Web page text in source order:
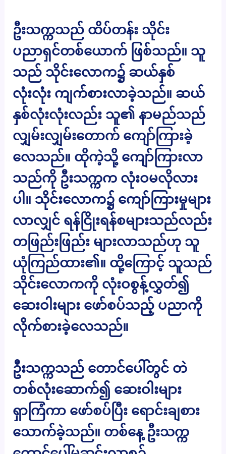
ဦးသက္ကသည် ထိပ်တန်း သိုင်း
ပညာရှင်တစ်ယောက် ဖြစ်သည်။ သူ
သည် သိုင်းလောက၌ ဆယ်နှစ်
လုံးလုံး ကျက်စားလာခဲ့သည်။ ဆယ်
နှစ်လုံးလုံးလည်း သူ၏ နာမည်သည်
လျှမ်းလျှမ်းတောက် ကျော်ကြားခဲ့
လေသည်။ ထိုကဲ့သို့ ကျော်ကြားလာ
သည်ကို ဦးသက္ကက လုံးဝမလိုလား
ပါ။ သိုင်းလောက၌ ကျော်ကြားမှုများ
လာလျှင် ရန်ငြိုးရန်စများသည်လည်း
တဖြည်းဖြည်း များလာသည်ဟု သူ
ယုံကြည်ထား၏။ ထို့ကြောင့် သူသည်
သိုင်းလောကကို လုံးဝစွန့်လွှတ်၍
ဆေးဝါးများ ဖော်စပ်သည့် ပညာကို
လိုက်စားခဲ့လေသည်။
ဦးသက္ကသည် တောင်ပေါ်တွင် တဲ
တစ်လုံးဆောက်၍ ဆေးဝါးများ
ရှာကြံကာ ဖော်စပ်ပြီး ရောင်းချစား
သောက်ခဲ့သည်။ တစ်နေ့ ဦးသက္က